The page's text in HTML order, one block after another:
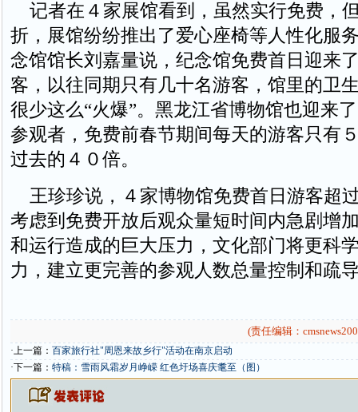
记者在４家展馆看到，虽然实行免费，
折，展馆纷纷推出了爱心座椅等人性化服
念馆馆长刘嘉量说，纪念馆免费首日迎来
客，以往同期只有几十名游客，馆里的卫
很少这么“火爆”。黑龙江省博物馆也迎来
参观者，免费前春节期间每天的游客只有
过去的４０倍。
王珍珍说，４家博物馆免费首日游客超
考虑到免费开放后观众量短时间内急剧增
和运行造成的巨大压力，文化部门将更科
力，建立更完善的参观人数总量控制和疏
(责任编辑：
·上一篇： 百家旅行社"周恩来故乡行"活动在南京启动
·下一篇： 特稿：雪雨风霜岁月峥嵘 红色圩场喜庆耄至（图）